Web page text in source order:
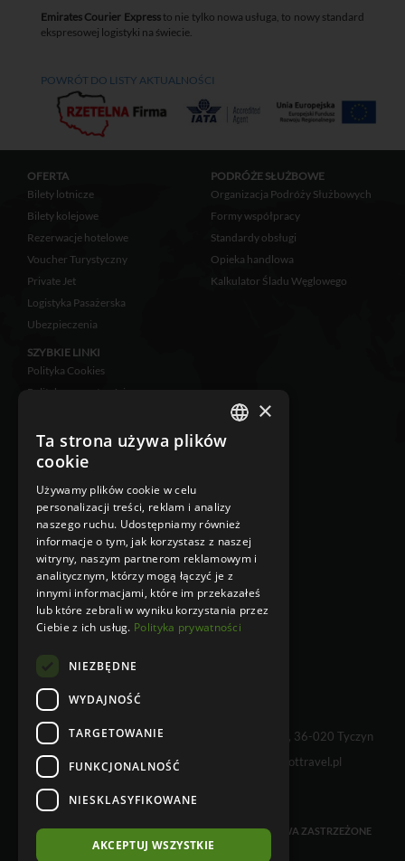
Emirates Courier Expressto nie tylko nowa usługa, to nowy standard
ekspresowej logistyki na świecie.
POWRÓT DO LISTY AKTUALNOŚCI
WHY NOT TRAVEL sp. z o.o., Kielnarowa 108 A, 36-020 Tyczyn
tel. +48 17 230 68 01 e-mail:
info@whynottravel.pl
OFERTA
Bilety lotnicze
Bilety kolejowe
Rezerwacje hotelowe
Voucher Turystyczny
Private Jet
Logistyka Pasażerska
Ubezpieczenia
PODRÓŻE SŁUŻBOWE
Organizacja Podróży Służbowych
Formy współpracy
Standardy obsługi
Opieka handlowa
Kalkulator Śladu Węglowego
SZYBKIE LINKI
Polityka Cookies
Polityka prywatności
Klauzula informacyjna
RODO
Klauzula Informacyjna w
przypadku zbierania danych
osobowych niebezpośrednio od
osoby, której dane dotyczą
Klauzula Informacyjna w
przypadku zbierania danych
osobowych bezpośrednio od osoby,
której dane dotyczą
COPYRIGHT © 2026 WHYNOTTRAVEL. WSZELKIE PRAWA ZASTRZEŻONE
×
Ta strona używa plików
cookie
Używamy plików cookie w celu
personalizacji treści, reklam i analizy
naszego ruchu. Udostępniamy również
informacje o tym, jak korzystasz z naszej
witryny, naszym partnerom reklamowym i
analitycznym, którzy mogą łączyć je z
innymi informacjami, które im przekazałeś
lub które zebrali w wyniku korzystania przez
Ciebie z ich usług. Polityka prywatności
NIEZBĘDNE
WYDAJNOŚĆ
TARGETOWANIE
FUNKCJONALNOŚĆ
NIESKLASYFIKOWANE
AKCEPTUJ WSZYSTKIE